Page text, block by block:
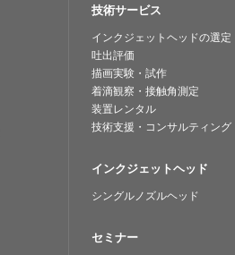
技術サービス
インクジェットヘッドの選定
吐出評価
描画実験・試作
着滴観察・接触角測定
装置レンタル
技術支援・コンサルティング
インクジェットヘッド
シングルノズルヘッド
セミナー